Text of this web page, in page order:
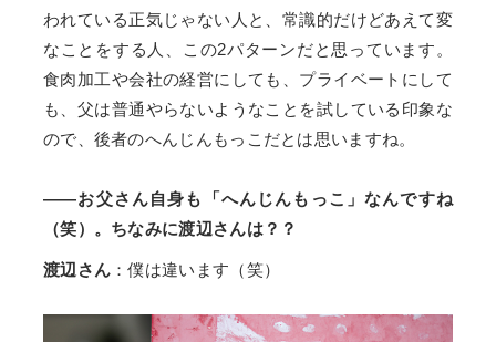
われている正気じゃない人と、常識的だけどあえて変
なことをする人、この2パターンだと思っています。
食肉加工や会社の経営にしても、プライベートにして
も、父は普通やらないようなことを試している印象な
ので、後者のへんじんもっこだとは思いますね。
――お父さん自身も「へんじんもっこ」なんですね
（笑）。ちなみに渡辺さんは？？
渡辺さん ：僕は違います（笑）